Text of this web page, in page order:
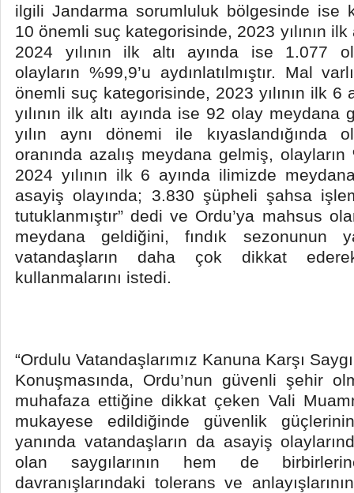
ilgili Jandarma sorumluluk bölgesinde ise
10 önemli suç kategorisinde, 2023 yılının ilk
2024 yılının ilk altı ayında ise 1.077
olayların %99,9’u aydınlatılmıştır. Mal
önemli suç kategorisinde, 2023 yılının ilk 6
yılının ilk altı ayında ise 92 olay
yılın aynı dönemi ile kıyaslandığında
oranında azalış meydana gelmiş, olayların
2024 yılının ilk 6 ayında ilimizde
asayiş olayında; 3.830 şüpheli şahsa
tutuklanmıştır” dedi ve Ordu’ya mahsus
meydana geldiğini, fındık sezonunun
vatandaşların daha çok dikkat
kullanmalarını istedi.
“Ordulu Vatandaşlarımız Kanuna Karşı
Konuşmasında, Ordu’nun güvenli şehir
muhafaza ettiğine dikkat çeken Vali
mukayese edildiğinde güvenlik
yanında vatandaşların da asayiş
olan saygılarının hem de
davranışlarındaki tolerans ve